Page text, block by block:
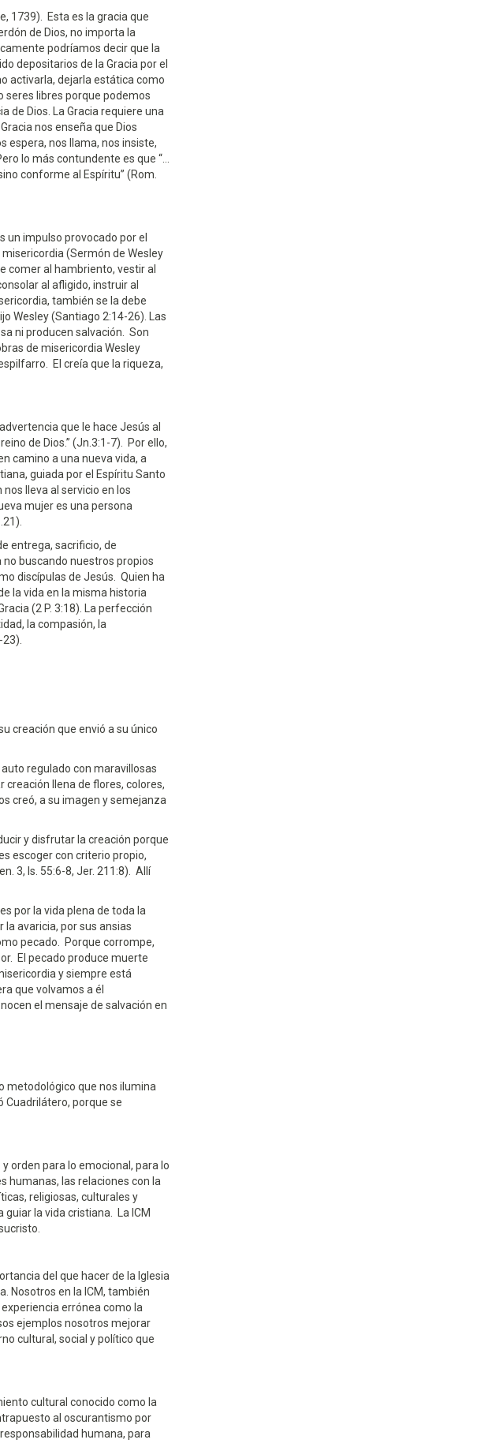
1739). Esta es la gracia que
de Dios, no importa la
podríamos decir que la
depositarios de la Gracia por el
activarla, dejarla estática como
seres libres porque podemos
de Dios. La Gracia requiere una
nos enseña que Dios
espera, nos llama, nos insiste,
lo más contundente es que “…
conforme al Espíritu” (Rom.
un impulso provocado por el
(Sermón de Wesley
comer al hambriento, vestir al
al afligido, instruir al
también se la debe
Wesley (Santiago 2:14-26). Las
ni producen salvación. Son
de misericordia Wesley
El creía que la riqueza,
que le hace Jesús al
de Dios.” (Jn.3:1-7). Por ello,
camino a una nueva vida, a
guiada por el Espíritu Santo
lleva al servicio en los
mujer es una persona
entrega, sacrificio, de
buscando nuestros propios
discípulas de Jesús. Quien ha
la vida en la misma historia
(2 P. 3:18). La perfección
la compasión, la
creación que envió a su único
regulado con maravillosas
llena de flores, colores,
creó, a su imagen y semejanza
y disfrutar la creación porque
escoger con criterio propio,
3, Is. 55:6-8, Jer. 211:8). Allí
por la vida plena de toda la
avaricia, por sus ansias
pecado. Porque corrompe,
El pecado produce muerte
y siempre está
que volvamos a él
el mensaje de salvación en
metodológico que nos ilumina
Cuadrilátero, porque se
orden para lo emocional, para lo
humanas, las relaciones con la
religiosas, culturales y
la vida cristiana. La ICM
del que hacer de la Iglesia
Nosotros en la ICM, también
errónea como la
ejemplos nosotros mejorar
cultural, social y político que
cultural conocido como la
al oscurantismo por
humana, para